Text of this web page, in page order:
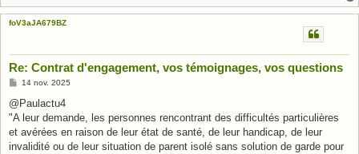
foV3aJA679BZ
Re: Contrat d'engagement, vos témoignages, vos questions
M
s
a
g
14 nov. 2025
@Paulactu4
"A leur demande, les personnes rencontrant des difficultés particulières
et avérées en raison de leur état de santé, de leur handicap, de leur
invalidité ou de leur situation de parent isolé sans solution de garde pour